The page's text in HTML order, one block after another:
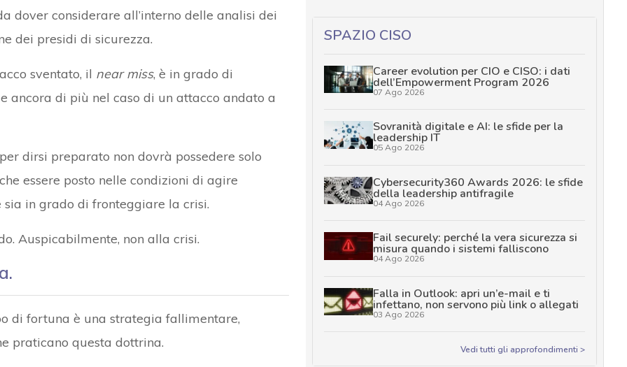
dover considerare all’interno delle analisi dei
dei presidi di sicurezza.
sventato, il near miss, è in grado di
ancora di più nel caso di un attacco andato a
dirsi preparato non dovrà possedere solo
essere posto nelle condizioni di agire
sia in grado di fronteggiare la crisi.
Auspicabilmente, non alla crisi.
di fortuna è una strategia fallimentare,
praticano questa dottrina.
SPAZIO CISO
Career evolution per CIO e CISO: i dati
dell’Empowerment Program 2026
07 Ago 2026
Sovranità digitale e AI: le sfide per la
leadership IT
05 Ago 2026
Cybersecurity360 Awards 2026: le sfide
della leadership antifragile
04 Ago 2026
Fail securely: perché la vera sicurezza si
misura quando i sistemi falliscono
04 Ago 2026
Falla in Outlook: apri un’e-mail e ti
infettano, non servono più link o allegati
03 Ago 2026
Vedi tutti gli approfondimenti >